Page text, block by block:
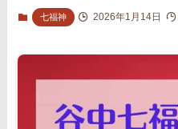
七福神 2026年1月14日